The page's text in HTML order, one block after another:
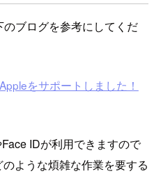
ブログを参考にしてくだ
をサポートしました！
IDが利用できますので
ような煩雑な作業を要する